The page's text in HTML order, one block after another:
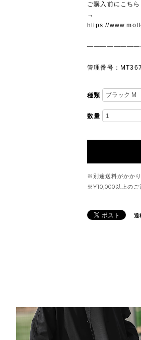
ご購入前にこち
→
https://
管理番号：MT367
種類
数量
※別途送料がかかり
※¥10,000以上のご
通